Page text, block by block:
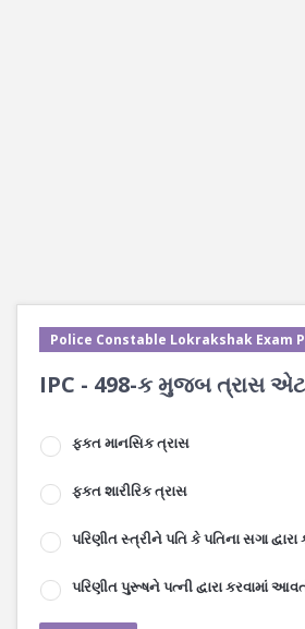
Police Constable Lokrakshak Exam
IPC - 498-ક મુજબ ત્રાસ
ફકત માનસિક ત્રાસ
ફકત શારીરિક ત્રાસ
પરિણીત સ્ત્રીને પતિ કે પતિના સગા
પરિણીત પુરૂષને પત્ની દ્વારા કરવામાં